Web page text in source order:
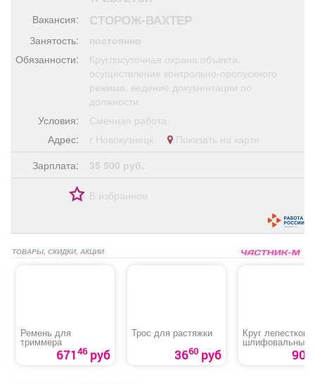
Поздравления Погода
ТВ программа Я - пенсионер
Вакансия: СТОРОЖ-ВАХТЕР
Занятость:
постоянно
Обязанности:
Круглосуточная охрана объекта,
осуществление контрольно-пропускного
режима, ведение документации по
должности.
Условия:
Сменная работа.
Адрес:
г Новокузнецк
Показать на карте
Зарплата:
35 500 руб.
В избранное
ТОВАРЫ, СКИДКИ, АКЦИИ
Ремень для
триммера
67146руб
Трос для растяжки
3660руб
Круг
шлифовальный
TARG» 90